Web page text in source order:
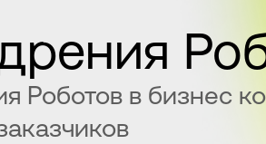
Роботов в бизнес